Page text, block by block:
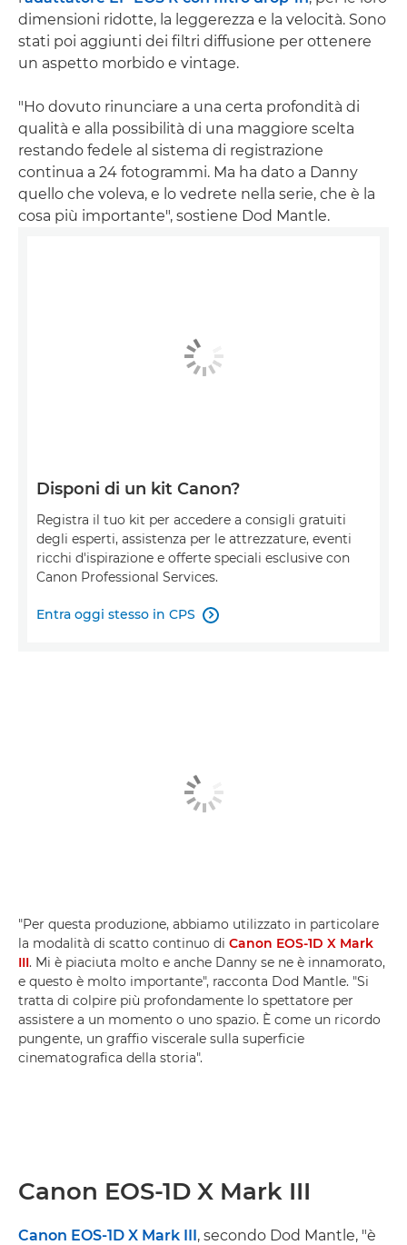
dimensioni ridotte, la leggerezza e la velocità. Sono
stati poi aggiunti dei filtri diffusione per ottenere
un aspetto morbido e vintage.
"Ho dovuto rinunciare a una certa profondità di
qualità e alla possibilità di una maggiore scelta
restando fedele al sistema di registrazione
continua a 24 fotogrammi. Ma ha dato a Danny
quello che voleva, e lo vedrete nella serie, che è la
cosa più importante", sostiene Dod Mantle.
Disponi di un kit Canon?
Registra il tuo kit per accedere a consigli gratuiti
degli esperti, assistenza per le attrezzature, eventi
ricchi d'ispirazione e offerte speciali esclusive con
Canon Professional Services.
Entra oggi stesso in CPS 
"Per questa produzione, abbiamo utilizzato in particolare
la modalità di scatto continuo di Canon EOS-1D X Mark
III. Mi è piaciuta molto e anche Danny se ne è innamorato,
e questo è molto importante", racconta Dod Mantle. "Si
tratta di colpire più profondamente lo spettatore per
assistere a un momento o uno spazio. È come un ricordo
pungente, un graffio viscerale sulla superficie
cinematografica della storia".
Canon EOS-1D X Mark III
Canon EOS-1D X Mark III, secondo Dod Mantle, "è